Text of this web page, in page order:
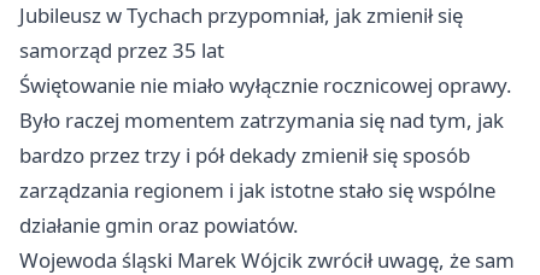
Jubileusz w Tychach przypomniał, jak zmienił się
samorząd przez 35 lat
Świętowanie nie miało wyłącznie rocznicowej oprawy.
Było raczej momentem zatrzymania się nad tym, jak
bardzo przez trzy i pół dekady zmienił się sposób
zarządzania regionem i jak istotne stało się wspólne
działanie gmin oraz powiatów.
Wojewoda śląski Marek Wójcik zwrócił uwagę, że sam